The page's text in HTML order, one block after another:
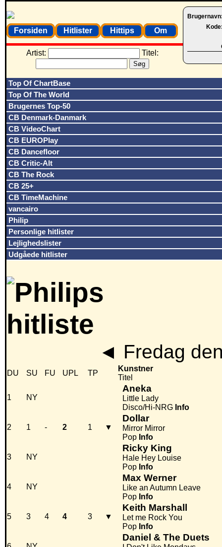
Forsiden Hitlister Hittips Om
Artist: Titel:
Top Of ChartBase
Top Of The World
Brugernes Top-50
CB Denmark-Danmark
CB VideoChart
CB EUROPlay
CB Dancefloor
CB Critic-Alt
CB The Rock
CB 25+
CB TimeMachine
vancairo
Philip
Personlige hitlister
Lejlighedslister
Udgåede hitlister
◄ Fredag
DU SU FU UPL TP
Kunstner
Titel
1 NY
Aneka
Little Lady
Disco/Hi-NRG Info
2 1 - 2 1 ▼
Dollar
Mirror Mirror
Pop Info
3 NY
Ricky King
Hale Hey Louise
Pop Info
4 NY
Max Werner
Like an Autumn Leave
Pop Info
5 3 4 4 3 ▼
Keith Marshall
Let me Rock You
Pop Info
Daniel & The Duets